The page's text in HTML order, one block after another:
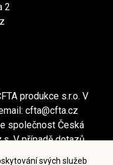
svých služeb
2
produkce s.r.o. V
cfta@cfta.cz
společnost Česká
V případě dotazů